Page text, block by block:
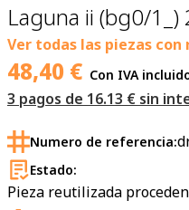
Laguna ii (bg0/
Ver todas las piezas
48,40 € Con IVA
3 pagos de 16.13 € sin
Numero de referencia:
Estado:
Pieza reutilizada